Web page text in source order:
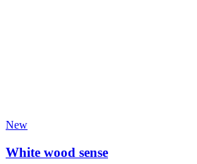
New
White wood sense